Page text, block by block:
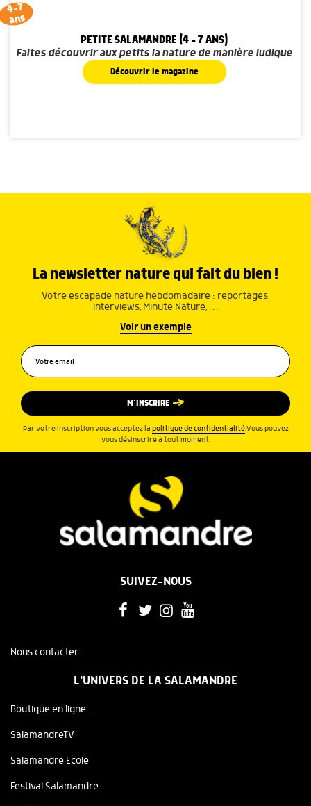
4-7
ans
PETITE SALAMANDRE (4 - 7 ANS)
Faites découvrir aux petits la nature de manière ludique
Découvrir le magazine
La newsletter nature qui fait du bien !
Votre escapade nature hebdomadaire : reportages,
interviews, Minute Nature, …
Voir un exemple
M’INSCRIRE
Par votre inscription vous acceptez la politique de confidentialité.Vous pouvez
vous désinscrire à tout moment.
SUIVEZ-NOUS
Nous contacter
L'UNIVERS DE LA SALAMANDRE
Boutique en ligne
SalamandreTV
Salamandre Ecole
Festival Salamandre